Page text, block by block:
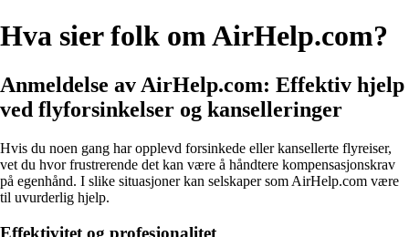
Hva sier folk om AirHelp.com?
Anmeldelse av AirHelp.com: Effektiv hjelp
ved flyforsinkelser og kanselleringer
Hvis du noen gang har opplevd forsinkede eller kansellerte flyreiser,
vet du hvor frustrerende det kan være å håndtere kompensasjonskrav
på egenhånd. I slike situasjoner kan selskaper som AirHelp.com være
til uvurderlig hjelp.
Effektivitet og profesjonalitet